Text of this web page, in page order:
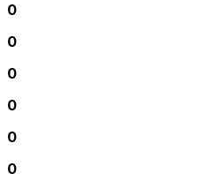
0
0
0
0
0
0